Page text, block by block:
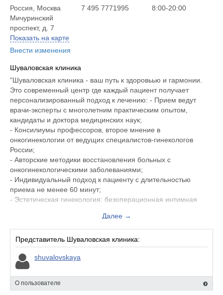
Россия
Москва
Мичуринский
проспект, д. 7
Показать на карте
Внести изменения
7 495 7771995
8:00-20:00
Шуваловская клиника
"Шуваловская клиника - ваш путь к здоровьью и гармонии.
Это современный центр где каждый пациент получает
персонализированный подход к лечению: - Прием ведут
врачи-эксперты с многолетним практическим опытом,
кандидаты и доктора медицинских наук;
- Консилиумы профессоров, второе мнение в
онкогинекологии от ведущих специалистов-гинекологов
России;
- Авторские методики восстановления больных с
онкогинекологическими заболеваниями;
- Индивидуальный подход к пациенту с длительностью
приема не менее 60 минут;
- Эстетическая гинекология: безоперационная интимная
- Комплексные программы восстановления, укрепления
иммунитета и омоложения организма (гипокситерапия,
криотерапия, водородная терапия);
- Забота о здоровье старшего поколения: диагностика,
лечение, восстановление, медицинское сопровождение;
- Лабораторная диагностика, включая новорожденных детей;
- Ультразвуковая диагностика экспертного уровня для
Далее →
Представитель Шуваловская клиника:
shuvalovskaya
О пользователе